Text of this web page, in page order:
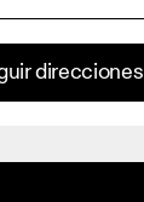
direcciones